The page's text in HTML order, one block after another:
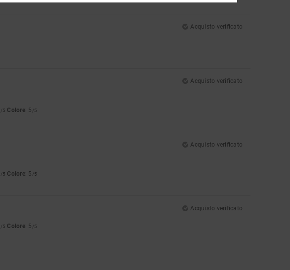
Acquisto verificato
Acquisto verificato
/5 Colore: 5 /5
Acquisto verificato
/5 Colore: 5 /5
Acquisto verificato
/5 Colore: 5 /5